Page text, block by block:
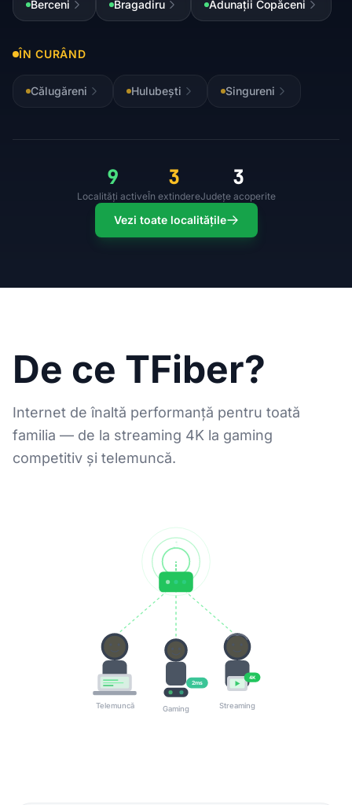
Berceni Bragadiru Adunații Copăceni
ÎN CURÂND
Călugăreni Hulubești Singureni
9
Localități active
3
În extindere
3
Județe acoperite
Vezi toate localitățile
De ce TFiber?
Internet de înaltă performanță pentru toată
familia — de la streaming 4K la gaming
competitiv și telemuncă.
Telemuncă
2ms
Gaming
4K
Streaming